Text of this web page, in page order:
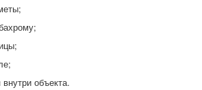
объекта.